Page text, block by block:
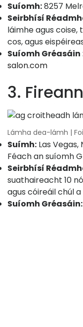
Suíomh:8257
Seirbhísí
láimhe agus coise,
cos, agus
Suíomh Gréasáin :
salon.com
3.
Lámha dea-lámh |
Suímh: Las Vegas,
Féach an suíomh
Seirbhísí
suathaireacht 10
agus cóireáil chúl a
Suíomh Gréasáin: